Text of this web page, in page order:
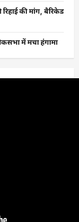
की मांग, बैरिकेड
में मचा हंगामा